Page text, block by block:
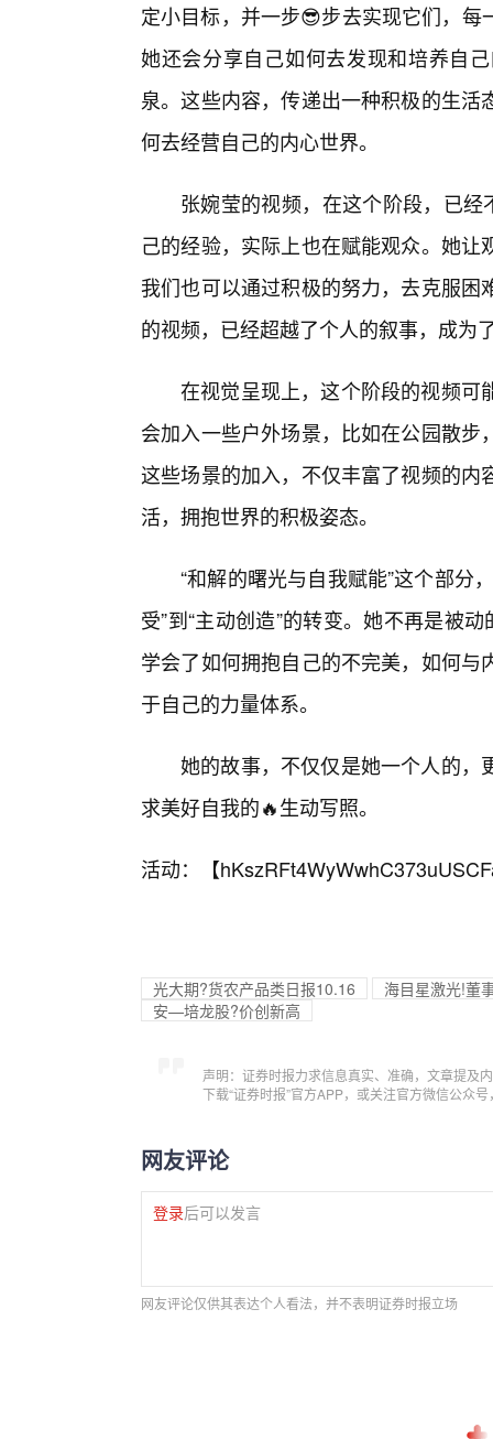
定小目标，并一步😎步去实现它们，
她还会分享自己如何去发现和培养自
泉。这些内容，传递出一种积极的生
何去经营自己的内心世界。
张婉莹的视频，在这个阶段，已经
己的经验，实际上也在赋能观众。她
我们也可以通过积极的努力，去克服
的视频，已经超越了个人的叙事，成为
在视觉呈现上，这个阶段的视频可
会加入一些户外场景，比如在公园散
这些场景的加入，不仅丰富了视频的
活，拥抱世界的积极姿态。
“和解的曙光与自我赋能”这个部分
受”到“主动创造”的转变。她不再是被
学会了如何拥抱自己的不完美，如何
于自己的力量体系。
她的故事，不仅仅是她一个人的，
求美好自我的🔥生动写照。
活动：【
光大期?货农产品类日报10.16
海目星激光!董
安—培龙股?价创新高
声明：证券时报力求信息真实、准确，文章提及
下载“证券时报”官方APP，或关注官方微信公众
网友评论
登录后可以发言
网友评论仅供其表达个人看法，并不表明证券时报立场